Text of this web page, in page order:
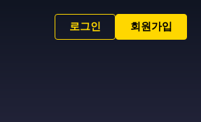
로그인 회원가입